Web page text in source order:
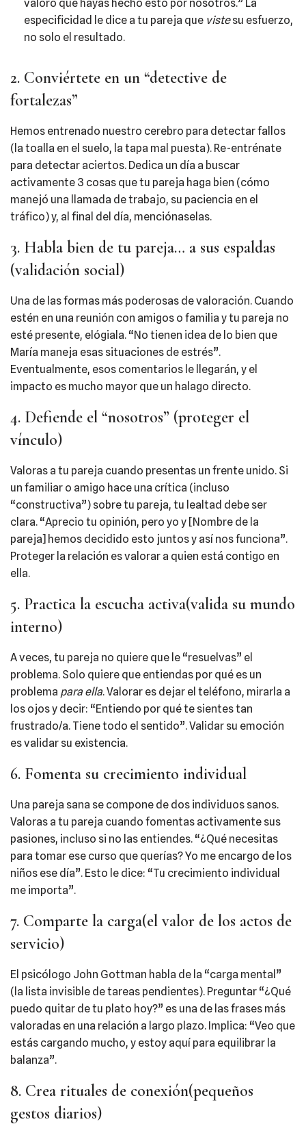
valoro que hayas hecho esto por nosotros.” La
especificidad le dice a tu pareja que vistesu esfuerzo,
no solo el resultado.
2. Conviértete en un “detective de
fortalezas”
Hemos entrenado nuestro cerebro para detectar fallos
(la toalla en el suelo, la tapa mal puesta). Re-entrénate
para detectar aciertos. Dedica un día a buscar
activamente 3 cosas que tu pareja haga bien (cómo
manejó una llamada de trabajo, su paciencia en el
tráfico) y, al final del día, menciónaselas.
3. Habla bien de tu pareja… a sus espaldas
(validación social)
Una de las formas más poderosas de valoración. Cuando
estén en una reunión con amigos o familia y tu pareja no
esté presente, elógiala. “No tienen idea de lo bien que
María maneja esas situaciones de estrés”.
Eventualmente, esos comentarios le llegarán, y el
impacto es mucho mayor que un halago directo.
4. Defiende el “nosotros” (proteger el
vínculo)
Valoras a tu pareja cuando presentas un frente unido. Si
un familiar o amigo hace una crítica (incluso
“constructiva”) sobre tu pareja, tu lealtad debe ser
clara. “Aprecio tu opinión, pero yo y [Nombre de la
pareja] hemos decidido esto juntos y así nos funciona”.
Proteger la relación es valorar a quien está contigo en
ella.
5. Practica la escucha activa(valida su mundo
interno)
A veces, tu pareja no quiere que le “resuelvas” el
problema. Solo quiere que entiendas por qué es un
problema para ella. Valorar es dejar el teléfono, mirarla a
los ojos y decir: “Entiendo por qué te sientes tan
frustrado/a. Tiene todo el sentido”. Validar su emoción
es validar su existencia.
6. Fomenta su crecimiento individual
Una pareja sana se compone de dos individuos sanos.
Valoras a tu pareja cuando fomentas activamente sus
pasiones, incluso si no las entiendes. “¿Qué necesitas
para tomar ese curso que querías? Yo me encargo de los
niños ese día”. Esto le dice: “Tu crecimiento individual
me importa”.
7. Comparte la carga(el valor de los actos de
servicio)
El psicólogo John Gottman habla de la “carga mental”
(la lista invisible de tareas pendientes). Preguntar “¿Qué
puedo quitar de tu plato hoy?” es una de las frases más
valoradas en una relación a largo plazo. Implica: “Veo que
estás cargando mucho, y estoy aquí para equilibrar la
balanza”.
8. Crea rituales de conexión(pequeños
gestos diarios)